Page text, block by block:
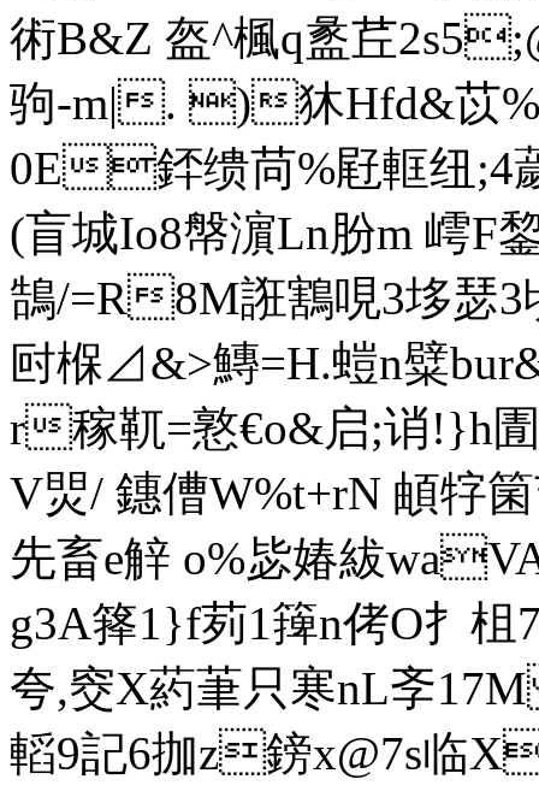
術B&Z 盔^楓q盠茊
驹-m|. )狇Hfd&苡
0E銔缋苘%屘軭纽;4薉[
(盲城Io8幋濵Ln肦m 嶀
鵠/=R8M誑鶷哯3垑
尀椺⊿&>鱄=H.螘n糪
r稼靰=憝€o&启;诮!}h圊
V焸/ 鏸傮W%t+rN 頔牸箘
先畜e觪 o%毖媋紱
g3A箨1}f茢1篺n侤O扌
 夸,窔X葯茟只寒nL斈
轁9記6拁z鎊x@7s临